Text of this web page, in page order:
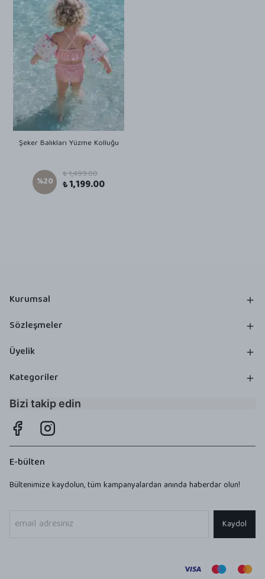
Şeker Balıkları Yüzme Kolluğu
%20
₺ 1,499.00
₺ 1,199.00
Kurumsal
Sözleşmeler
Üyelik
Kategoriler
Bizi takip edin
E-bülten
Bültenimize kaydolun, tüm kampanyalardan anında haberdar olun!
Kaydol